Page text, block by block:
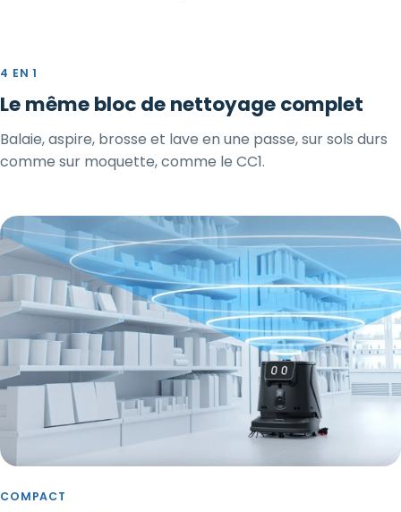
4 EN 1
Le même bloc de nettoyage complet
Balaie, aspire, brosse et lave en une passe, sur sols durs
comme sur moquette, comme le CC1.
COMPACT